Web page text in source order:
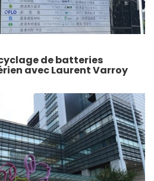
de batteries
avec Laurent Varroy